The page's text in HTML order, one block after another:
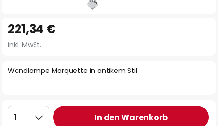
Anfang
der
springen
Wandlampe Marquette in antikem Stil
221,34 €
inkl. MwSt.
1 In den Warenkorb